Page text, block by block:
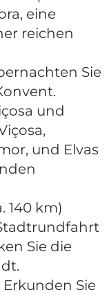
eine
reichen
Sie
und
und Elvas
140 km)
Sie die
Sie